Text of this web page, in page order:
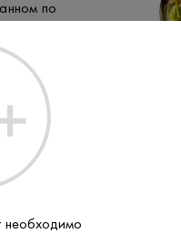
по
этапы
необходимо